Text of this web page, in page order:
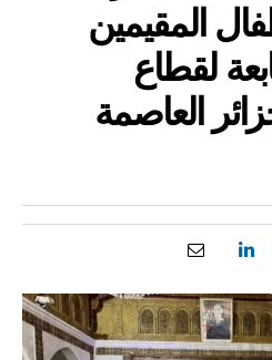
المقيمين
لقطاع
العاصمة